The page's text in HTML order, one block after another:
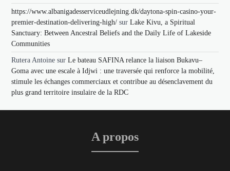
https://www.albanigadesserviceudlejning.dk/daytona-spin-casino-your-
premier-destination-delivering-high/ surLake Kivu, a Spiritual
Sanctuary: Between Ancestral Beliefs and the Daily Life of Lakeside
Communities
Rutera Antoine surLe bateau SAFINA relance la liaison Bukavu–
Goma avec une escale à Idjwi : une traversée qui renforce la mobilité,
stimule les échanges commerciaux et contribue au désenclavement du
plus grand territoire insulaire de la RDC
A propos